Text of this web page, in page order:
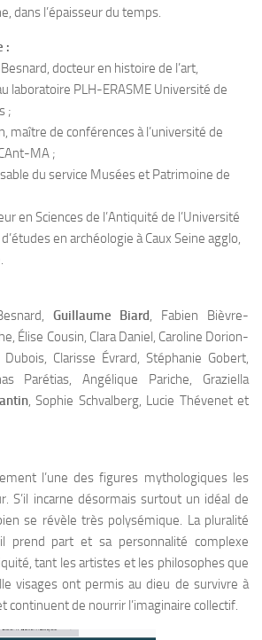
dans l’épaisseur du temps.
:
docteur en histoire de l’art,
laboratoire PLH-ERASME Université de
;
maître de conférences à l’université de
MA ;
du service Musées et Patrimoine de
en Sciences de l’Antiquité de l’Université
en archéologie à Caux Seine agglo,
Guillaume Biard, Fabien Bièvre-
Élise Cousin, Clara Daniel, Caroline Dorion-
Clarisse Évrard, Stéphanie Gobert,
Parétias, Angélique Pariche, Graziella
, Sophie Schvalberg, Lucie Thévenet et
l’une des figures mythologiques les
S’il incarne désormais surtout un idéal de
se révèle très polysémique. La pluralité
prend part et sa personnalité complexe
tant les artistes et les philosophes que
visages ont permis au dieu de survivre à
continuent de nourrir l’imaginaire collectif.